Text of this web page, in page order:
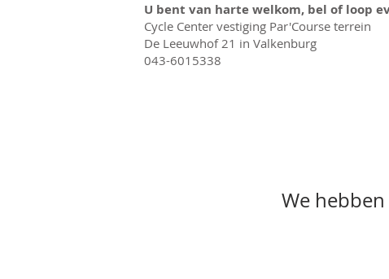
U bent van harte welkom, bel of loop
Cycle Center vestiging Par'Course terrein
De Leeuwhof 21 in Valkenburg
043-6015338
We